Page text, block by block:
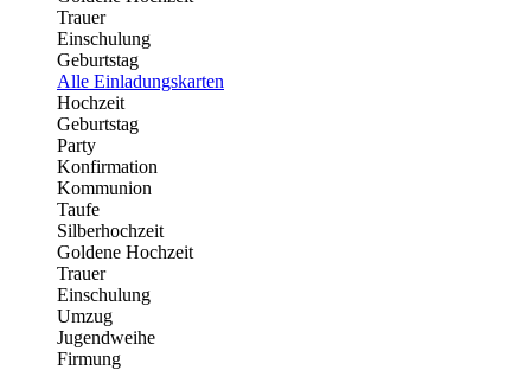
Trauer
Einschulung
Geburtstag
Alle Einladungskarten
Hochzeit
Geburtstag
Party
Konfirmation
Kommunion
Taufe
Silberhochzeit
Goldene Hochzeit
Trauer
Einschulung
Umzug
Jugendweihe
Firmung